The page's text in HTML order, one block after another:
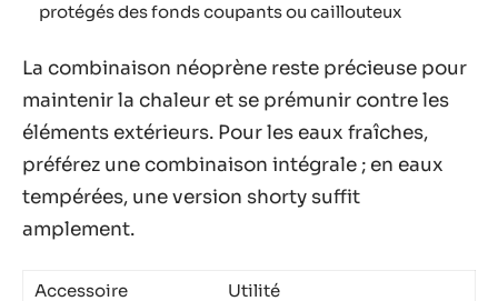
protégés des fonds coupants ou caillouteux
La combinaison néoprène reste précieuse pour
maintenir la chaleur et se prémunir contre les
éléments extérieurs. Pour les eaux fraîches,
préférez une combinaison intégrale ; en eaux
tempérées, une version shorty suffit
amplement.
Accessoire
Utilité